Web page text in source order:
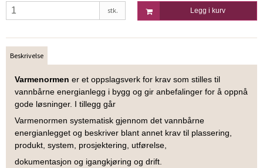
stk. Legg i kurv
Beskrivelse
Varmenormen er et oppslagsverk for krav som stilles til
vannbårne energianlegg i bygg og gir anbefalinger for å oppnå
gode løsninger. I tillegg går
Varmenormen systematisk gjennom det vannbårne
energianlegget og beskriver blant annet krav til plassering,
produkt, system, prosjektering, utførelse,
dokumentasjon og igangkjøring og drift.